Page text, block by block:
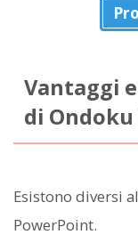
Vantaggi
di
Esistono diversi
PowerPoint.